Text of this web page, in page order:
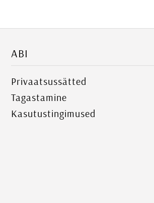
ABI
Privaatsussätted
Tagastamine
Kasutustingimused